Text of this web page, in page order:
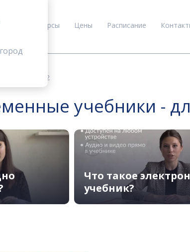
Курсы Цены Расписание
Go Getter 2
учебники -
Что такое
учебник?